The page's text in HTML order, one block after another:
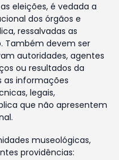
eleições, é vedada a
dos órgãos e
ressalvadas as
Também devem ser
autoridades, agentes
ou resultados da
as informações
legais,
que não apresentem
museológicas,
providências: